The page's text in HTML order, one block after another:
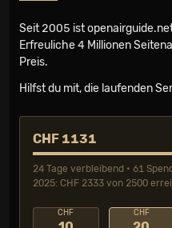
Seit 2005 ist
Erfreuliche 4 Millionen
Preis.
Hilfst du mit, die laufenden
CHF 1131
24 Tage verbleibend • 61
2025: CHF 2333 von 2500
CHF CHF